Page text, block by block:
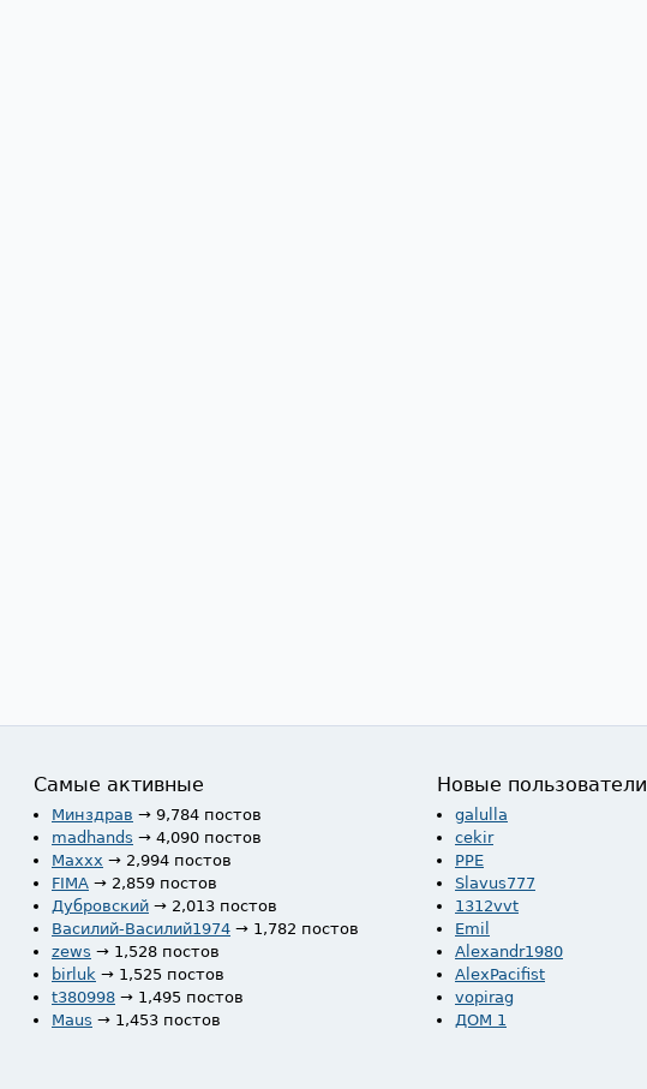
Самые активные
Минздрав → 9,784 постов
madhands → 4,090 постов
Maxxx → 2,994 постов
FIMA → 2,859 постов
Дубровский → 2,013 постов
Василий-Василий1974 → 1,782 постов
zews → 1,528 постов
birluk → 1,525 постов
t380998 → 1,495 постов
Maus → 1,453 постов
Новые пользователи
galulla
cekir
PPE
Slavus777
1312vvt
Emil
Alexandr1980
AlexPacifist
vopirag
ДОМ 1